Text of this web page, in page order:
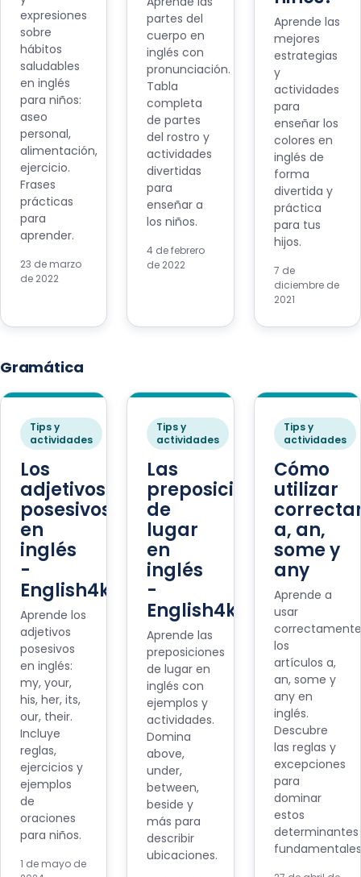
expresiones
sobre
hábitos
saludables
en inglés
para niños:
aseo
personal,
alimentación,
ejercicio.
Frases
prácticas
para
aprender.
23 de marzo
de 2022
partes del
cuerpo en
inglés con
pronunciación.
Tabla
completa
de partes
del rostro y
actividades
divertidas
para
enseñar a
los niños.
4 de febrero
de 2022
Aprende las
mejores
estrategias
y
actividades
para
enseñar los
colores en
inglés de
forma
divertida y
práctica
para tus
hijos.
7 de
diciembre de
2021
Gramática
Tips y
actividades
Los
adjetivos
posesivos
en
inglés
-
English4kids
Aprende los
adjetivos
posesivos
en inglés:
my, your,
his, her, its,
our, their.
Incluye
reglas,
ejercicios y
ejemplos
de
oraciones
para niños.
1 de mayo de
Tips y
actividades
Las
preposiciones
de
lugar
en
inglés
-
English4kids
Aprende las
preposiciones
de lugar en
inglés con
ejemplos y
actividades.
Domina
above,
under,
between,
beside y
más para
describir
ubicaciones.
Tips y
actividades
Cómo
utilizar
a, an,
some y
any
Aprende a
usar
correctamente
los
artículos a,
an, some y
any en
inglés.
Descubre
las reglas y
excepciones
para
dominar
estos
determinantes